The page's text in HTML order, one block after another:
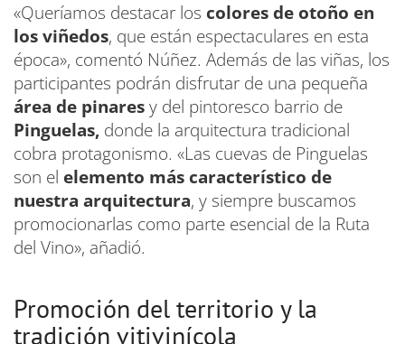
«Queríamos destacar los colores de otoño en
los viñedos, que están espectaculares en esta
época», comentó Núñez. Además de las viñas, los
participantes podrán disfrutar de una pequeña
área de pinaresy del pintoresco barrio de
Pinguelas, donde la arquitectura tradicional
cobra protagonismo. «Las cuevas de Pinguelas
son el elemento más característico de
nuestra arquitectura, y siempre buscamos
promocionarlas como parte esencial de la Ruta
del Vino», añadió.
Promoción del territorio y la
tradición vitivinícola